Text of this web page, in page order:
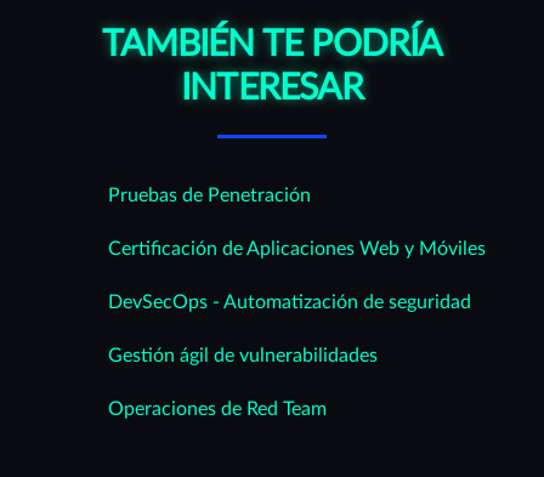
TAMBIÉN TE PODRÍA
INTERESAR
Pruebas de Penetración
Certificación de Aplicaciones Web y Móviles
DevSecOps - Automatización de seguridad
Gestión ágil de vulnerabilidades
Operaciones de Red Team